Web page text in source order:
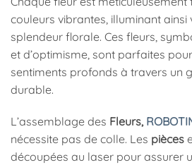
couleurs vibrantes, illuminant ainsi
splendeur florale. Ces fleurs,
et d’optimisme, sont parfaites
sentiments profonds à travers un
durable.
L’assemblage des Fleurs,
nécessite pas de colle. Les pièces
découpées au laser pour assurer